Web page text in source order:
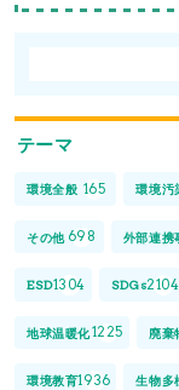
テーマ
環境全般 165 環境汚
その他 698 外部連携
ESD1304 SDGs2104
地球温暖化1225 廃棄
環境教育1936 生物多